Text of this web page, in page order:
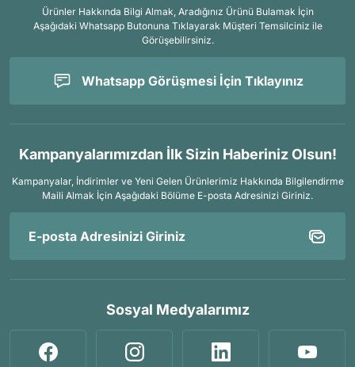
Ürünler Hakkında Bilgi Almak, Aradığınız Ürünü Bulamak İçin
Aşağıdaki Whatsapp Butonuna Tıklayarak Müşteri Temsilciniz ile
Görüşebilirsiniz.
Whatsapp Görüşmesi İçin Tıklayınız
Kampanyalarımızdan İlk Sizin Haberiniz Olsun!
Kampanyalar, İndirimler ve Yeni Gelen Ürünlerimiz Hakkında Bilgilendirme
Maili Almak İçin Aşağıdaki Bölüme E-posta Adresinizi Giriniz.
Sosyal Medyalarımız